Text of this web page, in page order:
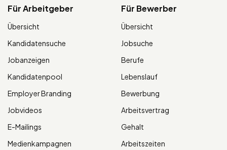
Für Arbeitgeber
Übersicht
Kandidatensuche
Jobanzeigen
Kandidatenpool
Employer Branding
Jobvideos
E-Mailings
Medienkampagnen
Für Bewerber
Übersicht
Jobsuche
Berufe
Lebenslauf
Bewerbung
Arbeitsvertrag
Gehalt
Arbeitszeiten